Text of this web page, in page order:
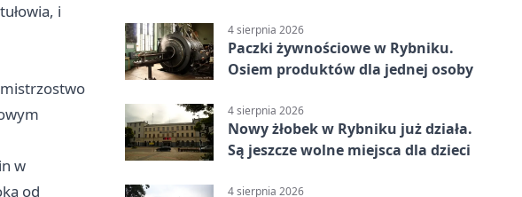
i
mistrzostwo
w
od
4 sierpnia 2026
Paczki żywnościowe w Rybniku.
Osiem produktów dla jednej osoby
4 sierpnia 2026
Nowy żłobek w Rybniku już działa.
Są jeszcze wolne miejsca dla dzieci
4 sierpnia 2026